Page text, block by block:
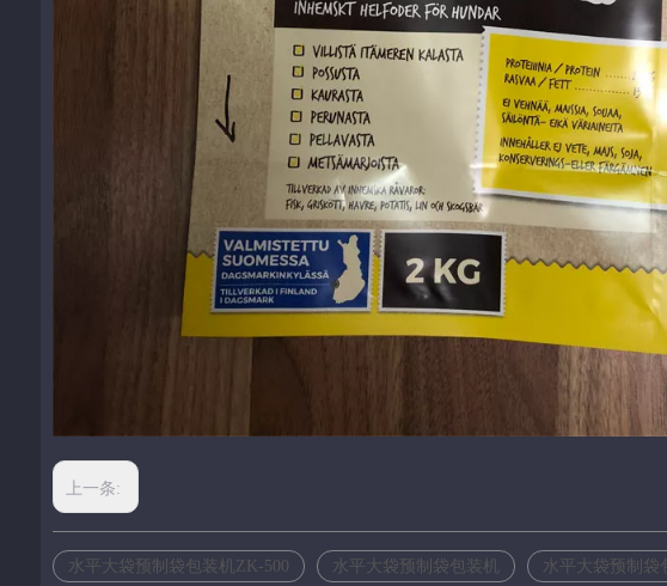
上一条:
水平大袋预制袋包装机ZK-500 水平大袋预制袋包装机 水平大袋预制袋